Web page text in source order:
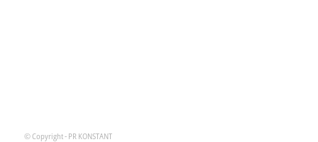
© Copyright - PR KONSTANT